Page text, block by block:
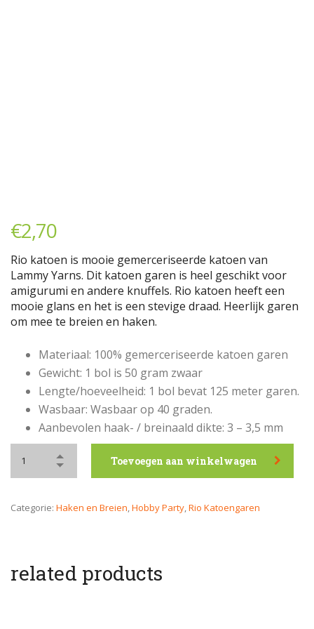
€2,70
Rio katoen is mooie gemerceriseerde katoen van
Lammy Yarns. Dit katoen garen is heel geschikt voor
amigurumi en andere knuffels. Rio katoen heeft een
mooie glans en het is een stevige draad. Heerlijk garen
om mee te breien en haken.
Materiaal: 100% gemerceriseerde katoen garen
Gewicht: 1 bol is 50 gram zwaar
Lengte/hoeveelheid: 1 bol bevat 125 meter garen.
Wasbaar: Wasbaar op 40 graden.
Aanbevolen haak- / breinaald dikte: 3 – 3,5 mm
Toevoegen aan winkelwagen
Categorie: Haken en Breien,Hobby Party,Rio Katoengaren
related products